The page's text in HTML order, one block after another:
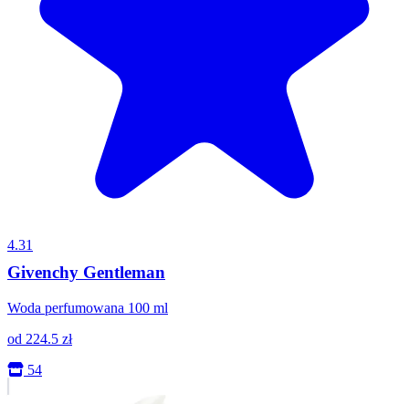
4.31
Givenchy Gentleman
Woda perfumowana 100 ml
od 224.5 zł
54